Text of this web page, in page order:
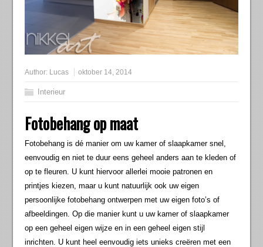
Author: Lucas oktober 14, 2014
Interieur
Fotobehang op maat
Fotobehang is dé manier om uw kamer of slaapkamer snel,
eenvoudig en niet te duur eens geheel anders aan te kleden of
op te fleuren. U kunt hiervoor allerlei mooie patronen en
printjes kiezen, maar u kunt natuurlijk ook uw eigen
persoonlijke fotobehang ontwerpen met uw eigen foto’s of
afbeeldingen. Op die manier kunt u uw kamer of slaapkamer
op een geheel eigen wijze en in een geheel eigen stijl
inrichten. U kunt heel eenvoudig iets unieks creëren met een